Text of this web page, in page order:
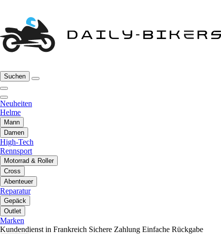
Suchen
Neuheiten
Helme
Mann
Damen
High-Tech
Rennsport
Motorrad & Roller
Cross
Abenteuer
Reparatur
Gepäck
Outlet
Marken
Kundendienst in Frankreich Sichere Zahlung Einfache Rückgabe